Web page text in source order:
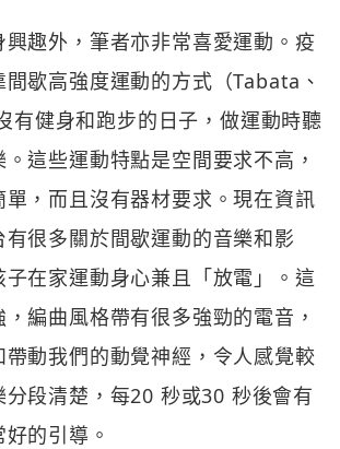
興趣外，筆者亦非常喜愛運動。疫
歇高強度運動的方式（Tabata、
有健身和跑步的日子，做運動時聽
這些運動特點是空間要求不高，
，而且沒有器材要求。現在資訊
很多關於間歇運動的音樂和影
子在家運動身心兼且「放電」。這
編曲風格帶有很多強勁的電音，
帶動我們的動覺神經，令人感覺較
分段清楚，每20 秒或30 秒後會有
的引導。